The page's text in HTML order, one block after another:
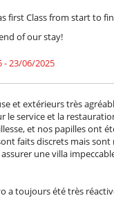
first Class from start to
of our stay!
- 23/06/2025
et extérieurs très
le service et la
et nos papilles ont
faits discrets mais
une villa
a toujours été très